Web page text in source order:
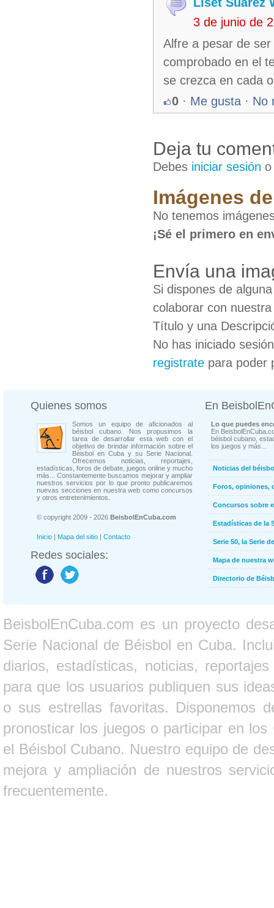
3 de junio de
Alfre a pesar de
comprobado en el
se crezca en cada
0 · Me gusta · No
Deja tu
Debes iniciar sesión
Imágenes
No tenemos
¡Sé el primero en
Envía una
Si dispones de
colaborar con
Título y una
No has iniciado
registrate para poder
Quienes somos
Somos un equipo de aficionados al
béisbol cubano. Nos propusimos la
tarea de desarrollar esta web con el
objetivo de brindar información sobre el
Béisbol en Cuba y su Serie Nacional.
Ofrecemos noticias, reportajes,
estadísticas, foros de debate, juegos online y mucho
más... Constantemente buscamos mejorar y ampliar
nuestros servicios por lo que pronto publicaremos
nuevas secciones en nuestra web como concursos
y otros entretenimientos.
© copyright 2009 - 2026 BeisbolEnCuba.com
Inicio | Mapa del sitio | Contacto
Redes sociales:
En
Lo que puedes
En
béisbol cubano,
los juegos y más...
Noticias del
Foros, opiniones,
Concursos sobre
Estadísticas de la
Serie 50, la Serie
Mapa de nuestra
Directorio de
BeisbolEnCuba.com es un proyecto
Serie Nacional de Béisbol en Cuba.
diarios, estadísticas, noticias,
para que los usuarios publiquen sus
o sus estrellas favoritas. Disponemos
pronosticar los juegos o participar en
el Béisbol Cubano. Nuestro equipo de
mejora y ampliación de nuestros
frecuentemente.